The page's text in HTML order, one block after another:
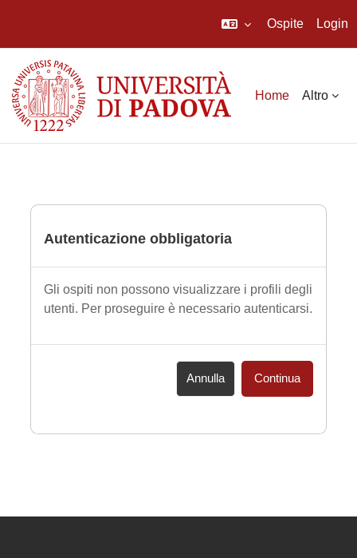
Ospite Login
Home Altro
Autenticazione obbligatoria
Gli ospiti non possono visualizzare i profili degli
utenti. Per proseguire è necessario autenticarsi.
Annulla Continua